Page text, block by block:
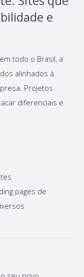
e
todo o Brasil, a
alinhados à
Projetos
diferenciais e
pages de